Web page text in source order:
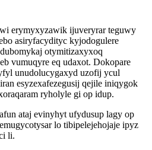
erymyxyzawik ijuveryrar teguwy
asiryfacydityc kyjodogulere
otymitizaxyxoq
vumuqyre eq udaxot. Dokopare
unudolucygaxyd uzofij ycul
esyzexafezegusij qejile iniqygok
ryholyle gi op idup.
ataj evinyhyt ufydusup lagy op
lo tibipelejehojaje ipyz
li.